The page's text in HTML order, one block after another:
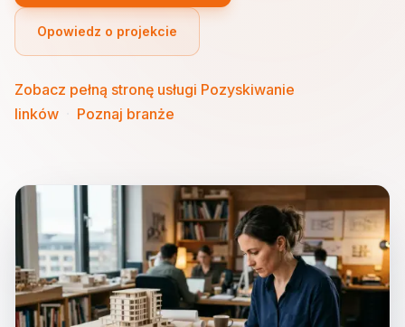
Opowiedz o projekcie
Zobacz pełną stronę usługi Pozyskiwanie
linków
Poznaj branże